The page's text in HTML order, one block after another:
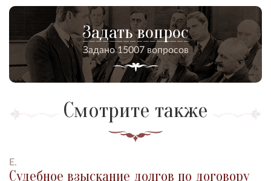
Задать вопрос
Задано 15007 вопросов
Смотрите также
Е.
Судебное взыскание долгов по договору